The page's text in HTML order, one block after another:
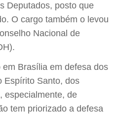
Deputados, posto que
O cargo também o levou
Nacional de
em Brasília em defesa dos
Espírito Santo, dos
especialmente, de
tem priorizado a defesa